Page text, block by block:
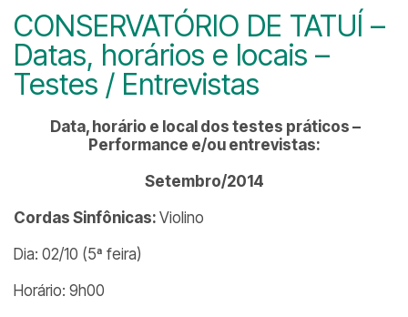
CONSERVATÓRIO DE TATUÍ –
Datas, horários e locais –
Testes / Entrevistas
Data, horário e local dos testes práticos –
Performance e/ou entrevistas:
Setembro/2014
Cordas Sinfônicas: Violino
Dia: 02/10 (5ª feira)
Horário: 9h00